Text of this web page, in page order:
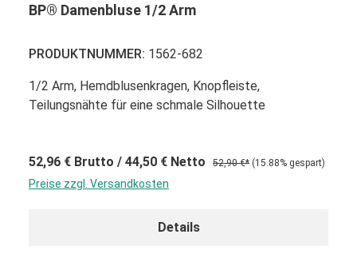
BP® Damenbluse 1/2 Arm
PRODUKTNUMMER: 1562-682
1/2 Arm, Hemdblusenkragen, Knopfleiste,
Teilungsnähte für eine schmale Silhouette
52,96 € Brutto / 44,50 € Netto 52,90 €* (15.88% gespart)
Preise zzgl. Versandkosten
Details